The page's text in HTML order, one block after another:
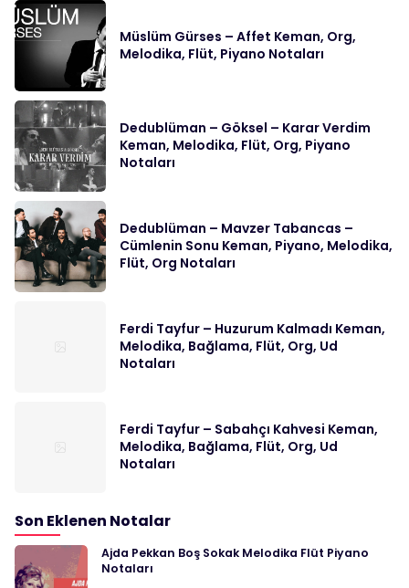
Müslüm Gürses – Affet Keman, Org,
Melodika, Flüt, Piyano Notaları
Dedublüman – Göksel – Karar Verdim
Keman, Melodika, Flüt, Org, Piyano
Notaları
Dedublüman – Mavzer Tabancas –
Cümlenin Sonu Keman, Piyano, Melodika,
Flüt, Org Notaları
Ferdi Tayfur – Huzurum Kalmadı Keman,
Melodika, Bağlama, Flüt, Org, Ud
Notaları
Ferdi Tayfur – Sabahçı Kahvesi Keman,
Melodika, Bağlama, Flüt, Org, Ud
Notaları
Son Eklenen Notalar
Ajda Pekkan Boş Sokak Melodika Flüt Piyano
Notaları